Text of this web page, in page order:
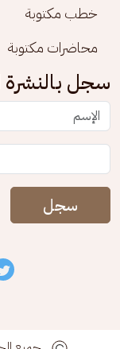
خطب مكتوبة
محاضرات مكتوبة
سجل بالنشرة
سجل